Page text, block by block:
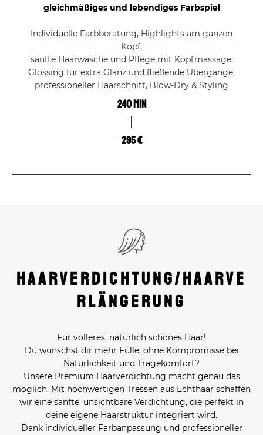
gleichmäßiges und lebendiges Farbspiel
Individuelle Farbberatung, Highlights am ganzen
Kopf,
sanfte Haarwäsche und Pflege mit Kopfmassage,
Glossing für extra Glanz und fließende Übergänge,
professioneller Haarschnitt, Blow-Dry & Styling
240 Min
295 €
Haarverdichtung/Haarve
rlängerung
Für volleres, natürlich schönes Haar!
Du wünschst dir mehr Fülle, ohne Kompromisse bei
Natürlichkeit und Tragekomfort?
Unsere Premium Haarverdichtung macht genau das
möglich. Mit hochwertigen Tressen aus Echthaar schaffen
wir eine sanfte, unsichtbare Verdichtung, die perfekt in
deine eigene Haarstruktur integriert wird.
Dank individueller Farbanpassung und professioneller